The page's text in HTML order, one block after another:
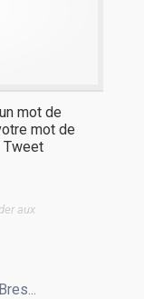
mot de
mot de
Tweet
aux